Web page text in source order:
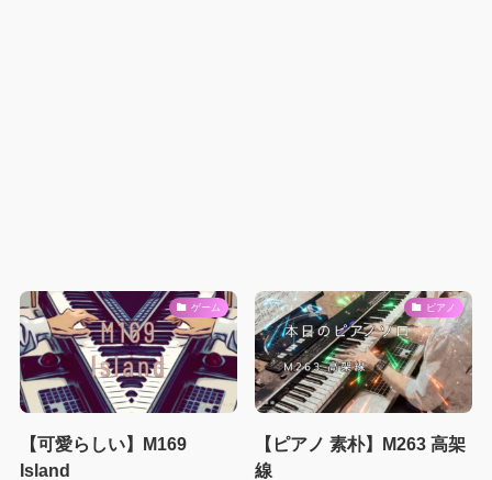
ゲーム
【可愛らしい】M169
Island
ピアノ
【ピアノ 素朴】M263 高架
線